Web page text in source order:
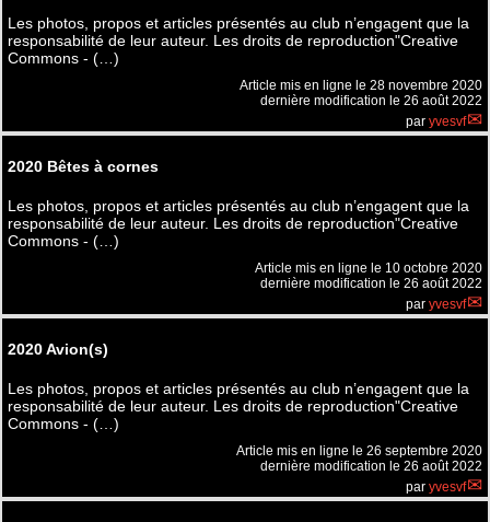
Les photos, propos et articles présentés au club n’engagent que la
responsabilité de leur auteur. Les droits de reproduction"Creative
Commons - (…)
Article mis en ligne le 28 novembre 2020
dernière modification le 26 août 2022
par yvesvf
2020 Bêtes à cornes
Les photos, propos et articles présentés au club n’engagent que la
responsabilité de leur auteur. Les droits de reproduction"Creative
Commons - (…)
Article mis en ligne le 10 octobre 2020
dernière modification le 26 août 2022
par yvesvf
2020 Avion(s)
Les photos, propos et articles présentés au club n’engagent que la
responsabilité de leur auteur. Les droits de reproduction"Creative
Commons - (…)
Article mis en ligne le 26 septembre 2020
dernière modification le 26 août 2022
par yvesvf